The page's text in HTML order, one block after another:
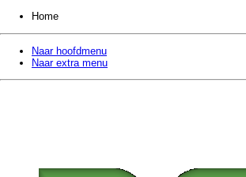
Home
Naar hoofdmenu
Naar extra menu